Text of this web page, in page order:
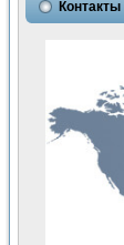
Контакты